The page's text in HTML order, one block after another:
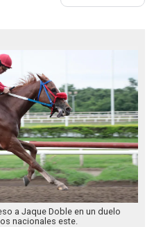
a Jaque Doble en un duelo
nacionales este.